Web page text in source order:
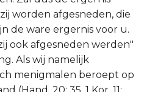
worden afgesneden, die
de ware ergernis voor u.
ook afgesneden werden"
Als wij namelijk
menigmalen beroept op